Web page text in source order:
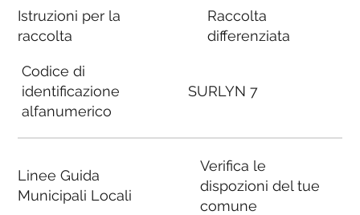
Istruzioni per la
raccolta
Codice di
identificazione
alfanumerico
Linee Guida
Municipali Locali
Raccolta
differenziata
SURLYN 7
Verifica le
dispozioni del tue
comune